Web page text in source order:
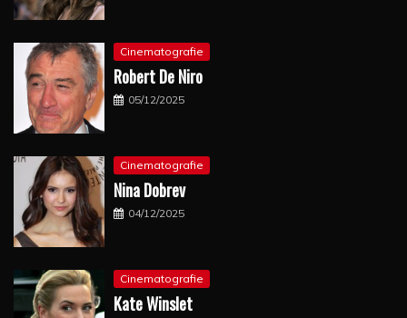
Cinematografie
Robert De Niro
05/12/2025
Cinematografie
Nina Dobrev
04/12/2025
Cinematografie
Kate Winslet